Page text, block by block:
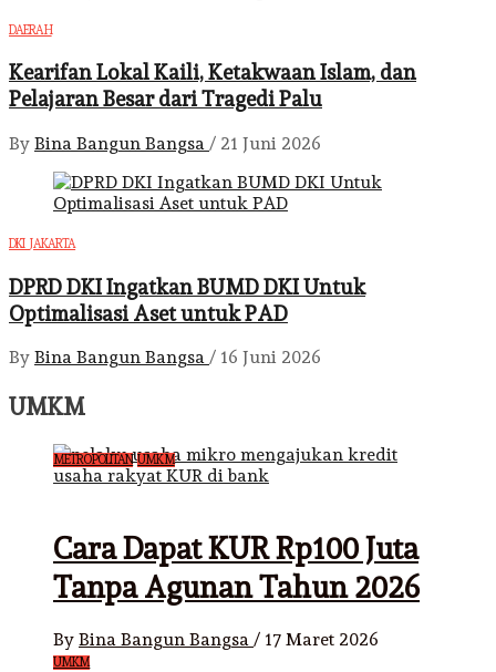
DAERAH
Kearifan Lokal Kaili, Ketakwaan Islam, dan
Pelajaran Besar dari Tragedi Palu
By Bina Bangun Bangsa / 21 Juni 2026
DKI JAKARTA
DPRD DKI Ingatkan BUMD DKI Untuk
Optimalisasi Aset untuk PAD
By Bina Bangun Bangsa / 16 Juni 2026
UMKM
METROPOLITAN UMKM
Cara Dapat KUR Rp100 Juta
Tanpa Agunan Tahun 2026
By Bina Bangun Bangsa / 17 Maret 2026
UMKM